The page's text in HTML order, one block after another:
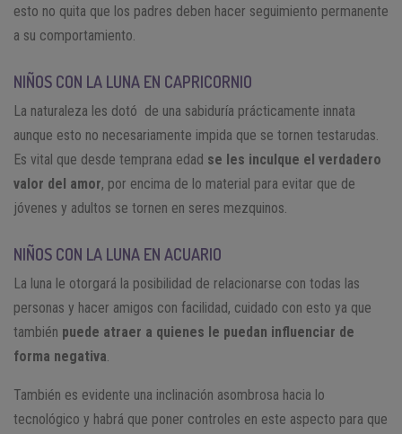
esto no quita que los padres deben hacer seguimiento permanente
a su comportamiento.
NIÑOS CON LA LUNA EN CAPRICORNIO
La naturaleza les dotó de una sabiduría prácticamente innata
aunque esto no necesariamente impida que se tornen testarudas.
Es vital que desde temprana edad se les inculque el verdadero
valor del amor, por encima de lo material para evitar que de
jóvenes y adultos se tornen en seres mezquinos.
NIÑOS CON LA LUNA EN ACUARIO
La luna le otorgará la posibilidad de relacionarse con todas las
personas y hacer amigos con facilidad, cuidado con esto ya que
también puede atraer a quienes le puedan influenciar de
forma negativa.
También es evidente una inclinación asombrosa hacia lo
tecnológico y habrá que poner controles en este aspecto para que